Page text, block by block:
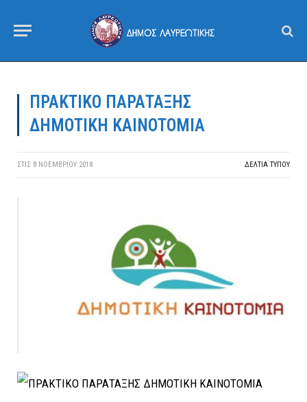
ΠΡΑΚΤΙΚΟ ΠΑΡΑΤΑΞΗΣ
ΔΗΜΟΤΙΚΗ ΚΑΙΝΟΤΟΜΙΑ
ΣΤΙΣ 8 ΝΟΕΜΒΡΊΟΥ 2018 ΔΕΛΤΙΑ ΤΥΠΟΥ